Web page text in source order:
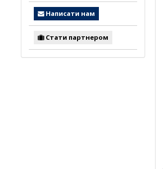
Написати нам
Стати партнером